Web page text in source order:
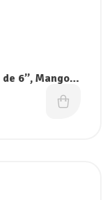
6”, Mango